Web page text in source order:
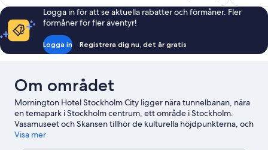
Logga in för att se aktuella rabatter och förmåner. Fler
förmåner för fler äventyr!
Logga in Registrera dig nu, det är gratis
Om området
Mornington Hotel Stockholm City ligger nära tunnelbanan, nära
en temapark i Stockholm centrum, ett område i Stockholm.
Vasamuseet och Skansen tillhör de kulturella höjdpunkterna, och
bland områdets populära turistattraktioner hittar du ABBA The
Visa mer